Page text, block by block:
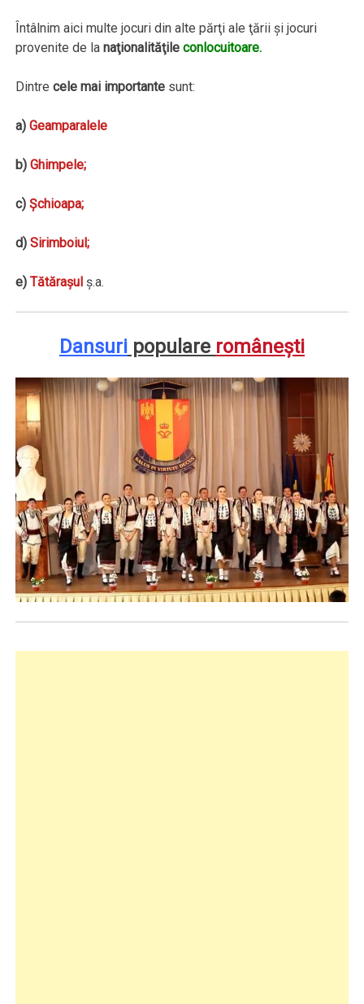
Întâlnim aici multe jocuri din alte părţi ale ţării şi jocuri
provenite de lanaţionalităţileconlocuitoare.
Dintrecele mai importante sunt:
a)Geamparalele
b)Ghimpele;
c)Şchioapa;
d)Sirimboiul;
e)Tătăraşul ş.a.
Dansuri populare româneşti